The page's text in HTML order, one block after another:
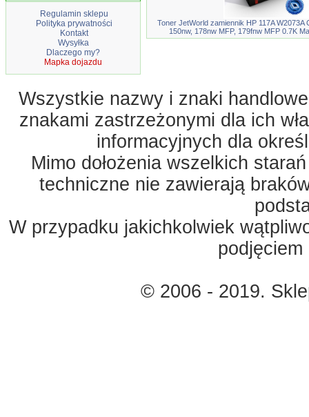
Regulamin sklepu
Polityka prywatności
Kontakt
Wysyłka
Dlaczego my?
Mapka dojazdu
Toner JetWorld zamiennik HP 117A W2073A
150nw, 178nw MFP, 179fnw MFP 0.7K
Wszystkie nazwy i znaki
znakami zastrzeżonymi dla ich
informacyjnych dla
Mimo dołożenia wszelkich
techniczne nie zawierają
W przypadku jakichkolwiek
© 2006 - 2019.